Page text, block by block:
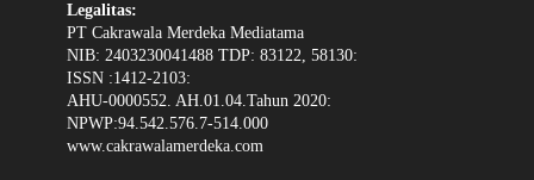
Legalitas:
PT Cakrawala Merdeka Mediatama
NIB: 2403230041488 TDP: 83122, 58130:
ISSN :1412-2103:
AHU-0000552. AH.01.04.Tahun 2020:
NPWP:94.542.576.7-514.000
www.cakrawalamerdeka.com